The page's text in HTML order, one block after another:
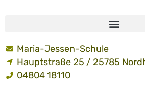
Maria-Jessen-Schule
Hauptstraße 25 / 25785
04804 18110